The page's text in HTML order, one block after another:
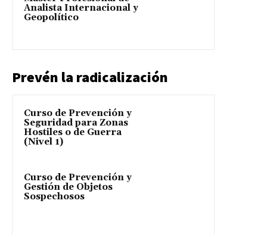
Analista Internacional y
Geopolítico
Prevén la radicalización
Curso de Prevención y
Seguridad para Zonas
Hostiles o de Guerra
(Nivel 1)
Curso de Prevención y
Gestión de Objetos
Sospechosos